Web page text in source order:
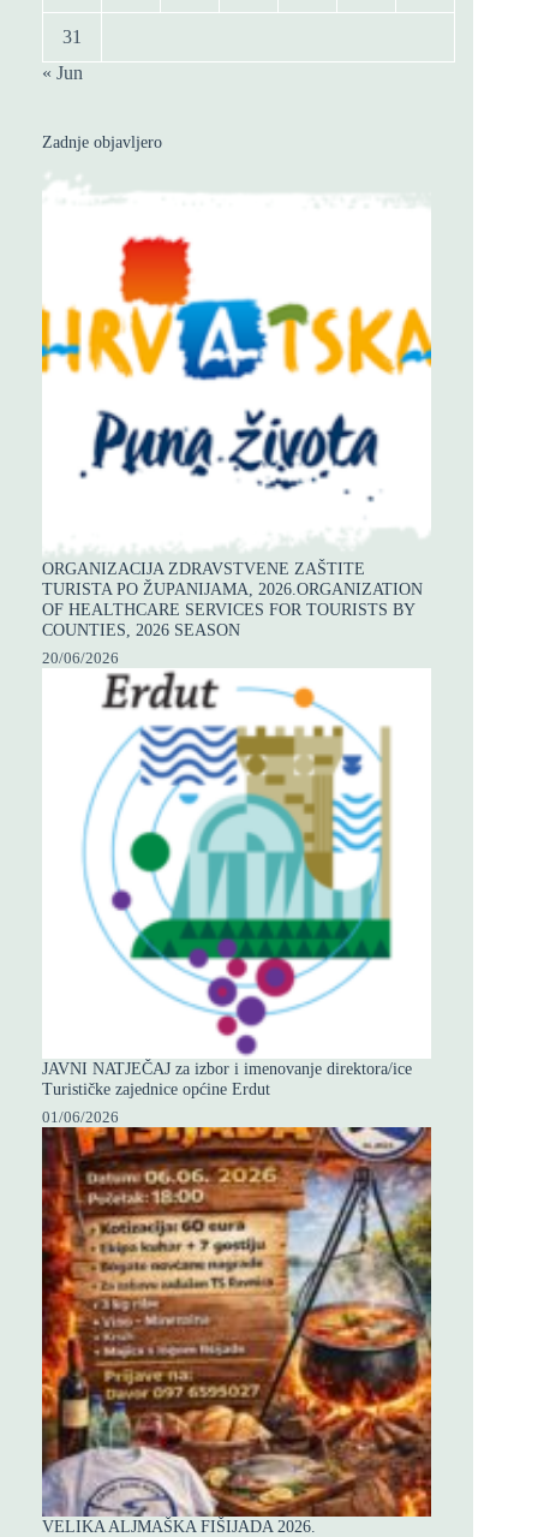
31
« Jun
Zadnje objavljero
ORGANIZACIJA ZDRAVSTVENE ZAŠTITE
TURISTA PO ŽUPANIJAMA, 2026.ORGANIZATION
OF HEALTHCARE SERVICES FOR TOURISTS BY
COUNTIES, 2026 SEASON
20/06/2026
JAVNI NATJEČAJ za izbor i imenovanje direktora/ice
Turističke zajednice općine Erdut
01/06/2026
VELIKA ALJMAŠKA FIŠIJADA 2026.